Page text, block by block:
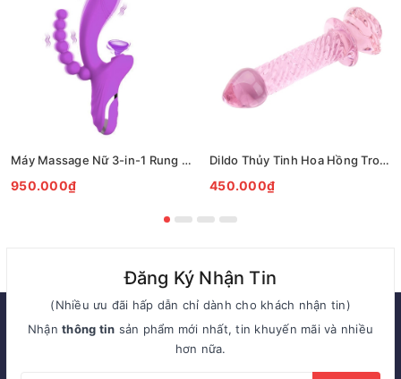
Máy Massage Nữ 3-in-1 Rung Đa Chức Năng Kích Thích Điểm G
950.000₫
Dildo Thủy Tinh Hoa Hồng Trong Suốt Xoắn Nghệ Thuật Cao Cấp
450.000₫
Đăng Ký Nhận Tin
(Nhiều ưu đãi hấp dẫn chỉ dành cho khách nhận tin)
Nhậnthông tin sản phẩm mới nhất, tin khuyến mãi và nhiều
hơn nữa.